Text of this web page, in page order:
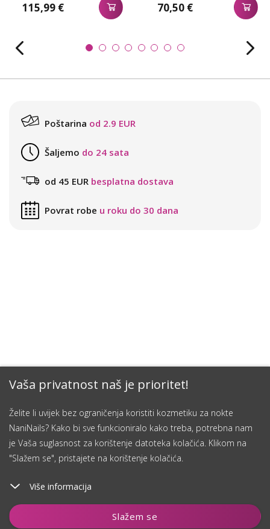
Vaša privatnost naš je prioritet!
Želite li uvijek bez ograničenja koristiti kozmetiku za nokte
NaniNails? Kako bi sve funkcioniralo kako treba, potrebna nam
je Vaša suglasnost za korištenje datoteka kolačića. Klikom na
"Slažem se", pristajete na korištenje kolačića.
Više informacija
Slažem se
Dodaj u košaricu
115,99 € 70,50 €
Poštarina od 2.9 EUR
Šaljemo do 24 sata
od 45 EUR besplatna dostava
Povrat robe u roku do 30 dana